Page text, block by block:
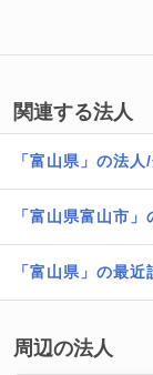
関連する法人
「富山県」の法
「富山県富山市
「富山県」の最
周辺の法人